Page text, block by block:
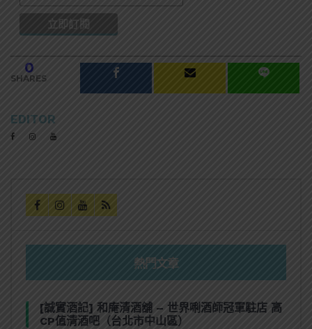
0
SHARES
EDITOR
熱門文章
[誠實酒記] 和庵清酒舖 – 世界唎酒師冠軍駐店 高
CP值清酒吧（台北市中山區）